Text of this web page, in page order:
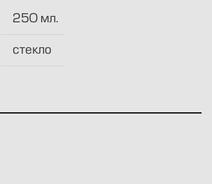
250 мл.
стекло